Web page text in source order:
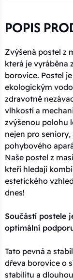
POPIS
Zvýšená postel z
která je vyráběna
borovice. Postel
ekologickým
zdravotně
vlhkostí a
zvýšenou polohu
nejen pro
pohybového
Naše postel z
kteří hledají
estetického
dnes!
Součástí postele
optimální
Tato pevná a
dřeva borovice o
stabilitu a